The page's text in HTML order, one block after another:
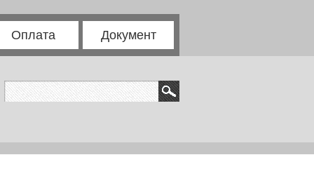
Оплата Документ